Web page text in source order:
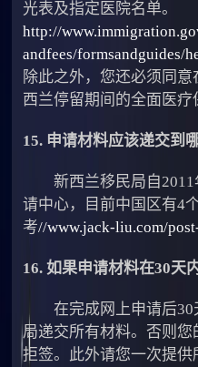
光表及指定医院名单。
http://
andfees/formsandguides/
除此之外，您还必须同
西兰停留期间的全面医疗
15. 申请材料应该递交到
新西兰移民局自2011
请中心，目前中国区有4
考//www.jack-liu.com/
16. 如果申请材料在30天
在完成网上申请后30
局递交所有材料。否则
拒签。此外请您一次提供